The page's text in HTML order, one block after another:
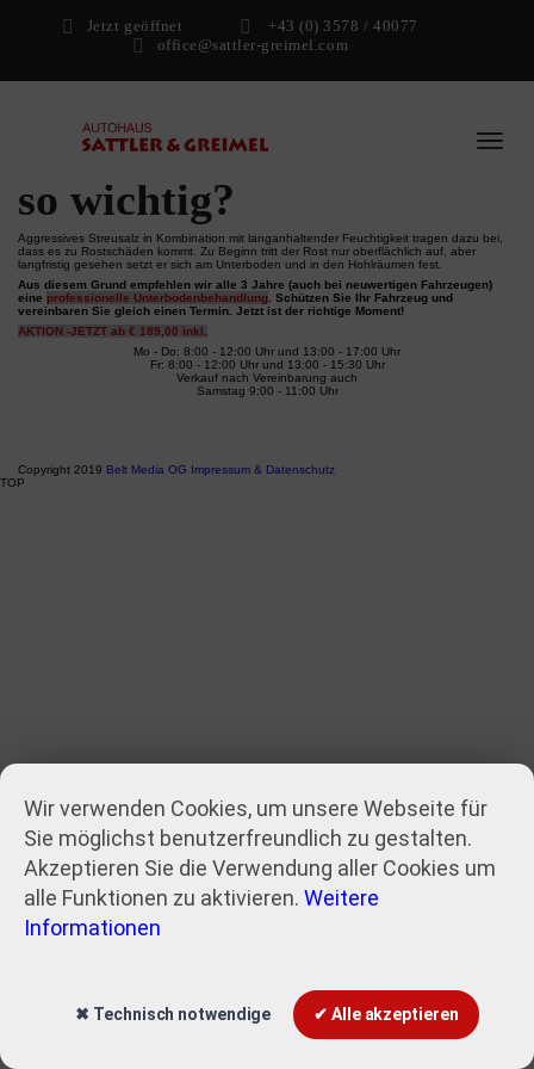
Jetzt geöffnet +43 (0) 3578 / 40077
Warum ist ein
Hohlraumkonservierung
so wichtig?
Aggressives Streusalz in Kombination mit langanhaltender Feuchtigkeit tragen dazu bei,
dass es zu Rostschäden kommt. Zu Beginn tritt der Rost nur oberflächlich auf, aber
langfristig gesehen setzt er sich am Unterboden und in den Hohlräumen fest.
Aus diesem Grund empfehlen wir alle 3 Jahre (auch bei neuwertigen Fahrzeugen)
eine professionelle Unterbodenbehandlung . Schützen Sie Ihr Fahrzeug und
vereinbaren Sie gleich einen Termin. Jetzt ist der richtige Moment!
AKTION -JETZT ab € 189,00 inkl.
Mo - Do: 8:00 - 12:00 Uhr und 13:00 - 17:00 Uhr
Fr: 8:00 - 12:00 Uhr und 13:00 - 15:30 Uhr
Verkauf nach Vereinbarung auch
Samstag 9:00 - 11:00 Uhr
Copyright 2019 Belt Media OG Impressum & Datenschutz
TOP
Wir verwenden Cookies, um unsere Webseite für
Sie möglichst benutzerfreundlich zu gestalten.
Akzeptieren Sie die Verwendung aller Cookies um
alle Funktionen zu aktivieren. Weitere
Informationen
✖ Technisch notwendige ✔ Alle akzeptieren